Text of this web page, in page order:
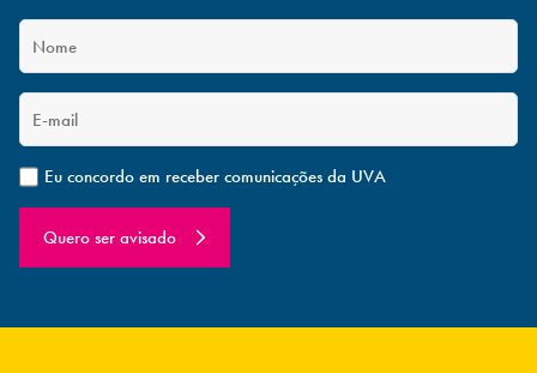
Eu concordo em receber comunicações da UVA
Quero ser avisado